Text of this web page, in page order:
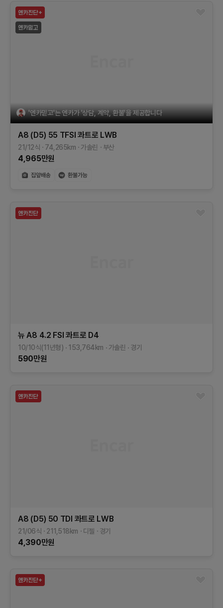
'엔카믿고'는 엔카가 '상담, 계약, 환불'을 제공합니다
A8 (D5) 55 TFSI 콰트로 LWB
21/12식 74,265km 가솔린 부산
4,965만원
뉴 A8 4.2 FSI 콰트로 D4
10/10식(11년형) 153,764km 가솔린 경기
590만원
A8 (D5) 50 TDI 콰트로 LWB
21/06식 211,518km 디젤 경기
4,390만원